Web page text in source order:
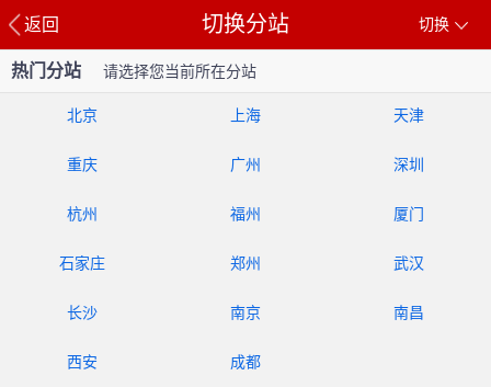
返回 切换
切换分站
热门分站 请选择您当前所在分站
北京 上海 天津
重庆 广州 深圳
杭州 福州 厦门
石家庄 郑州 武汉
长沙 南京 南昌
西安 成都